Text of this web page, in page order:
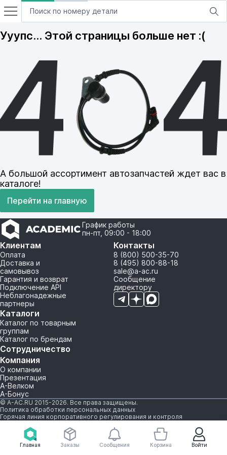
Главная Войти
Заказы Сообщения Корзина
Ууупс… Этой страницы больше нет :(
А большой ассортимент автозапчастей ждет вас в
каталоге!
Перейти на главную
График работы
пн-пт, 09:00 - 18:00
Клиентам
Оплата
Доставка и
самовывоз
Гарантия и возврат
Подключение API
Неблагонадежные
партнеры
Каталоги
Каталог по товарным
группам
Каталог по брендам
Сотрудничество
Компания
О компании
Презентация
А-Велком
А-Бонус
Контакты
8 (800) 500-35-70
8 (495) 800-88-18
sale@a-ac.ru
Сообщение
директору
© A-AC.RU 2015-2026. Все права защищены.
Политика обработки персональных данных
Горячая линия корпоративного регулирования и контроля